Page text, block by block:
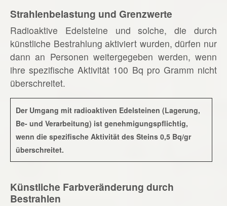
Strahlenbelastung und Grenzwerte
Radioaktive Edelsteine und solche, die durch
künstliche Bestrahlung aktiviert wurden, dürfen nur
dann an Personen weitergegeben werden, wenn
ihre spezifische Aktivität 100 Bq pro Gramm nicht
überschreitet.
Der Umgang mit radioaktiven Edelsteinen (Lagerung,
Be- und Verarbeitung) ist genehmigungspflichtig,
wenn die spezifische Aktivität des Steins 0,5 Bq/gr
überschreitet.
Künstliche Farbveränderung durch
Bestrahlen